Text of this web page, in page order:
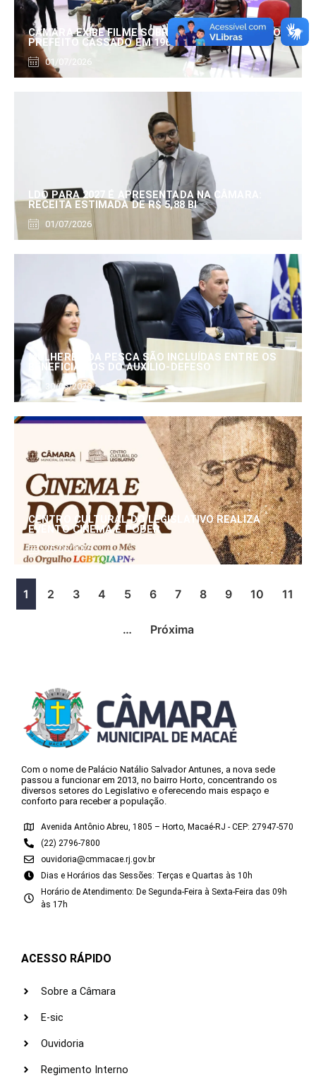
CÂMARA EXIBE FILME SOBRE EDUARDO SERRANO,
PREFEITO CASSADO EM 1960
01/07/2026
LDO PARA 2027 É APRESENTADA NA CÂMARA:
RECEITA ESTIMADA DE R$ 5,88 BI
01/07/2026
MULHERES DA PESCA SÃO INCLUÍDAS ENTRE OS
BENEFICIÁRIOS DO AUXÍLIO-DEFESO
30/06/2026
CENTRO CULTURAL DO LEGISLATIVO REALIZA
EVENTO CINEMA E PODER
25/06/2026
1 2 3 4 5 6 7 8 9 10 11
… Próxima
Com o nome de Palácio Natálio Salvador Antunes, a nova sede
passou a funcionar em 2013, no bairro Horto, concentrando os
diversos setores do Legislativo e oferecendo mais espaço e
conforto para receber a população.
Avenida Antônio Abreu, 1805 – Horto, Macaé-RJ - CEP: 27947-570
(22) 2796-7800
ouvidoria@cmmacae.rj.gov.br
Dias e Horários das Sessões: Terças e Quartas às 10h
Horário de Atendimento: De Segunda-Feira à Sexta-Feira das 09h
às 17h
ACESSO RÁPIDO
Sobre a Câmara
E-sic
Ouvidoria
Regimento Interno